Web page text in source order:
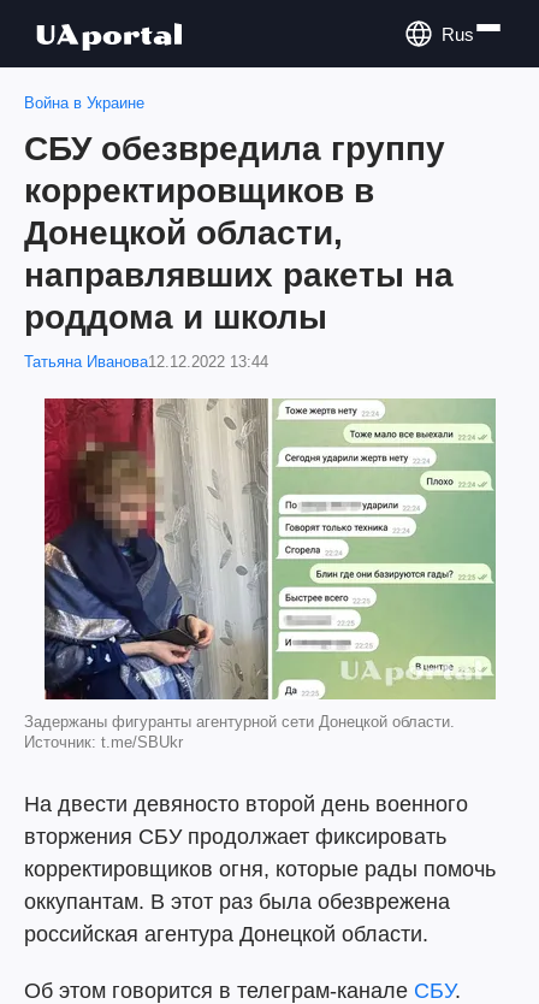
Rus
Война в Украине
СБУ обезвредила группу
корректировщиков в
Донецкой области,
направлявших ракеты на
роддома и школы
Татьяна Иванова12.12.2022 13:44
Задержаны фигуранты агентурной сети Донецкой области.
Источник: t.me/SBUkr
На двести девяносто второй день военного
вторжения СБУ продолжает фиксировать
корректировщиков огня, которые рады помочь
оккупантам. В этот раз была обезврежена
российская агентура Донецкой области.
Об этом говорится в телеграм-канале СБУ.